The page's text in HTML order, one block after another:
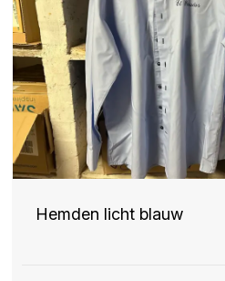
Hemden licht blauw